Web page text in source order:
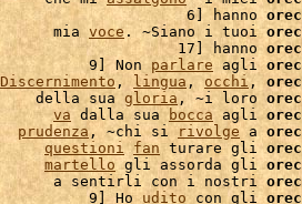
6] hanno
mia voce . ~Siano i tuoi
17] hanno
9] Non parlare agli
Discernimento , lingua , occhi ,
della sua gloria , ~i loro
va dalla sua bocca agli
prudenza , ~chi si rivolge a
questioni fan turare gli
martello gli assorda gli
a sentirli con i nostri
9] Ho udito con gli